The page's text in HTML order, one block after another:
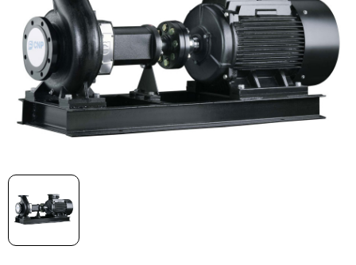
Насос консольный CNP NISO80-50-250/37SWHZ